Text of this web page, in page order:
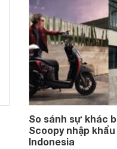
So sánh sự khác
Scoopy nhập
Indonesia